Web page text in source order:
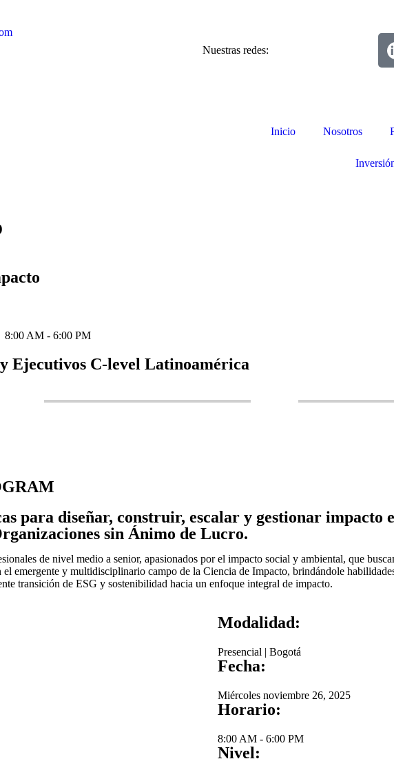
Nuestras redes:
Inicio Nosotros
8:00 AM - 6:00 PM
Ejecutivos C-level Latinoamérica
para diseñar, construir, escalar y gestionar impacto
sin Ánimo de Lucro.
de nivel medio a senior, apasionados por el impacto social y ambiental, que
emergente y multidisciplinario campo de la Ciencia de Impacto, brindándole
transición de ESG y sostenibilidad hacia un enfoque integral de impacto.
Modalidad:
Presencial | Bogotá
Fecha:
Miércoles noviembre 26, 2025
Horario:
8:00 AM - 6:00 PM
Nivel: